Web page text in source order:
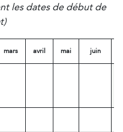
les dates de début de
mars avril mai juin